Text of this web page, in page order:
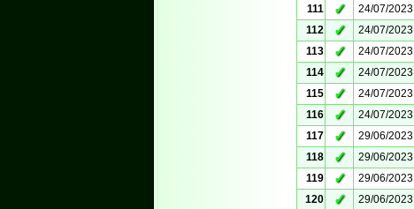
111
✓ 24/07/2023
112
✓ 24/07/2023
113
✓ 24/07/2023
114
✓ 24/07/2023
115
✓ 24/07/2023
116
✓ 24/07/2023
117
✓ 29/06/2023
118
✓ 29/06/2023
119
✓ 29/06/2023
120
✓ 29/06/2023